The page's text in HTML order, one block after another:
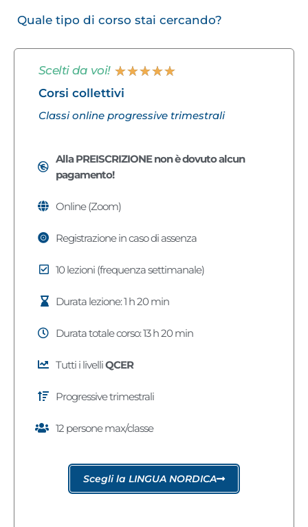
Quale tipo di corso stai cercando?
Scelti da voi! ★★★★★
Corsi collettivi
Classi online progressive trimestrali
Alla PREISCRIZIONE non è dovuto alcun
pagamento!
Online (Zoom)
Registrazione in caso di assenza
10 lezioni (frequenza settimanale)
Durata lezione: 1 h 20 min
Durata totale corso: 13 h 20 min
Tutti i livelliQCER
Progressive trimestrali
12 persone max/classe
Scegli la LINGUA NORDICA